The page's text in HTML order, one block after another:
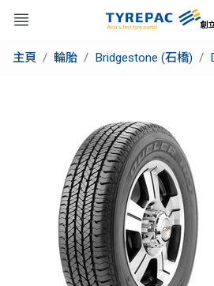
創
主頁 輪胎 Bridgestone (石橋)